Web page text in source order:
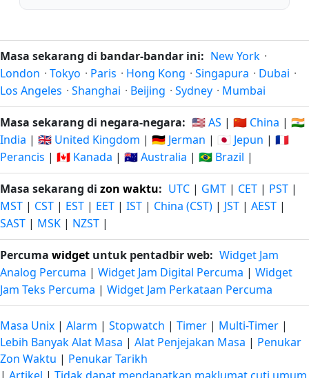
Masa sekarang di bandar-bandar ini: New York ·
London · Tokyo · Paris · Hong Kong · Singapura · Dubai ·
Los Angeles · Shanghai · Beijing · Sydney · Mumbai
Masa sekarang di negara-negara: 🇺🇸 AS | 🇨🇳 China | 🇮🇳
India | 🇬🇧 United Kingdom | 🇩🇪 Jerman | 🇯🇵 Jepun | 🇫🇷
Perancis | 🇨🇦 Kanada | 🇦🇺 Australia | 🇧🇷 Brazil |
Masa sekarang di zon waktu: UTC | GMT | CET | PST |
MST | CST | EST | EET | IST | China (CST) | JST | AEST |
SAST | MSK | NZST |
Percuma widget untuk pentadbir web: Widget Jam
Analog Percuma | Widget Jam Digital Percuma | Widget
Jam Teks Percuma | Widget Jam Perkataan Percuma
Masa Unix | Alarm | Stopwatch | Timer | Multi-Timer |
Lebih Banyak Alat Masa | Alat Penjejakan Masa | Penukar
Zon Waktu | Penukar Tarikh